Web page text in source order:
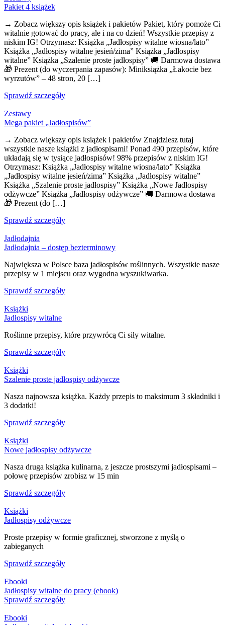
Pakiet 4 książek
→ Zobacz większy opis książek i pakietów Pakiet, który pomoże Ci
witalnie gotować do pracy, ale i na co dzień! Wszystkie przepisy z
niskim IG! Otrzymasz: Książka „Jadłospisy witalne wiosna/lato”
Książka „Jadłospisy witalne jesień/zima” Książka „Jadłospisy
witalne” Książka „Szalenie proste jadłospisy” 🚚 Darmowa dostawa
🎁 Prezent (do wyczerpania zapasów): Miniksiążka „Łakocie bez
wyrzutów” – 48 stron, 20 […]
Sprawdź szczegóły
Zestawy
Mega pakiet „Jadłospisów”
→ Zobacz większy opis książek i pakietów Znajdziesz tutaj
wszystkie nasze książki z jadłospisami! Ponad 490 przepisów, które
układają się w tysiące jadłospisów! 98% przepisów z niskim IG!
Otrzymasz: Książka „Jadłospisy witalne wiosna/lato” Książka
„Jadłospisy witalne jesień/zima” Książka „Jadłospisy witalne”
Książka „Szalenie proste jadłospisy” Książka „Nowe Jadłospisy
odżywcze” Książka „Jadłospisy odżywcze” 🚚 Darmowa dostawa
🎁 Prezent (do […]
Sprawdź szczegóły
Jadłodajnia
Jadłodajnia – dostęp bezterminowy
Największa w Polsce baza jadłospisów roślinnych. Wszystkie nasze
przepisy w 1 miejscu oraz wygodna wyszukiwarka.
Sprawdź szczegóły
Książki
Jadłospisy witalne
Roślinne przepisy, które przywrócą Ci siły witalne.
Sprawdź szczegóły
Książki
Szalenie proste jadłospisy odżywcze
Nasza najnowsza książka. Każdy przepis to maksimum 3 składniki i
3 dodatki!
Sprawdź szczegóły
Książki
Nowe jadłospisy odżywcze
Nasza druga książka kulinarna, z jeszcze prostszymi jadłospisami –
połowę przepisów zrobisz w 15 min
Sprawdź szczegóły
Książki
Jadłospisy odżywcze
Proste przepisy w formie graficznej, stworzone z myślą o
zabieganych
Sprawdź szczegóły
Ebooki
Jadłospisy witalne do pracy (ebook)
Sprawdź szczegóły
Ebooki